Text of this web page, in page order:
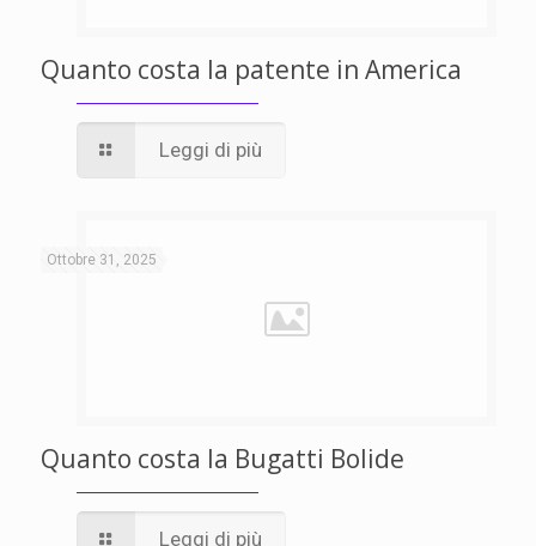
Quanto costa la patente in America
Leggi di più
Ottobre 31, 2025
Quanto costa la Bugatti Bolide
Leggi di più